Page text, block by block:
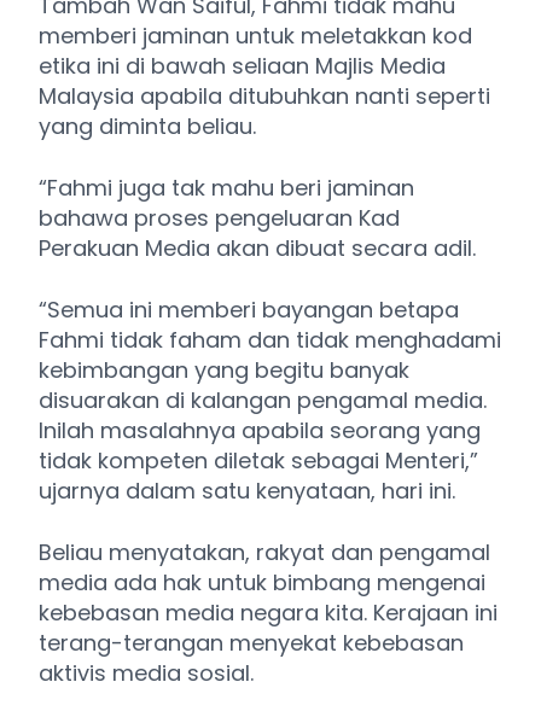
memberi jaminan untuk meletakkan kod
etika ini di bawah seliaan Majlis Media
Malaysia apabila ditubuhkan nanti seperti
yang diminta beliau.
“Fahmi juga tak mahu beri jaminan
bahawa proses pengeluaran Kad
Perakuan Media akan dibuat secara adil.
“Semua ini memberi bayangan betapa
Fahmi tidak faham dan tidak menghadami
kebimbangan yang begitu banyak
disuarakan di kalangan pengamal media.
Inilah masalahnya apabila seorang yang
tidak kompeten diletak sebagai Menteri,”
ujarnya dalam satu kenyataan, hari ini.
Beliau menyatakan, rakyat dan pengamal
media ada hak untuk bimbang mengenai
kebebasan media negara kita. Kerajaan ini
terang-terangan menyekat kebebasan
aktivis media sosial.